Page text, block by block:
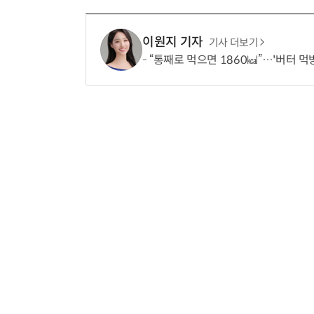
이원지 기자 기사 더보기
“통째로 먹으면 1860㎉”…'버터 먹